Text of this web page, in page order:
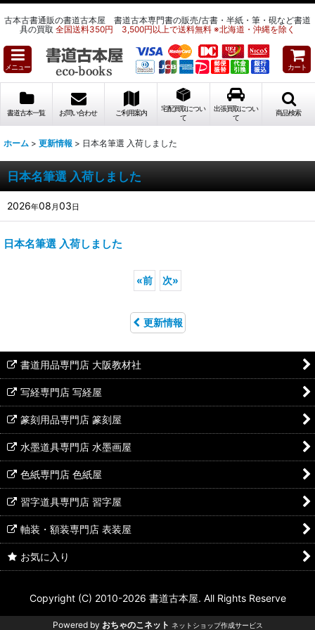
古本古書通販の書道古本屋 書道古本専門書の販売/古書・半紙・筆・硯など書道
具の買取 全国送料350円 3,500円以上で送料無料 ※北海道・沖縄を除く
メニュー カート
書道古本一覧 お問い合わせ ご利用案内
宅配買取につい
て
出張買取につい
て
商品検索
ホーム > 更新情報 > 日本名筆選 入荷しました
日本名筆選 入荷しました
2026年08 月03日
日本名筆選 入荷しました
«前 次»
更新情報
書道用品専門店 大阪教材社
写経専門店 写経屋
篆刻用品専門店 篆刻屋
水墨道具専門店 水墨画屋
色紙専門店 色紙屋
習字道具専門店 習字屋
軸装・額装専門店 表装屋
お気に入り
Copyright (C) 2010-2026 書道古本屋. All Rights Reserve
Powered by おちゃのこネット ネットショップ作成サービス